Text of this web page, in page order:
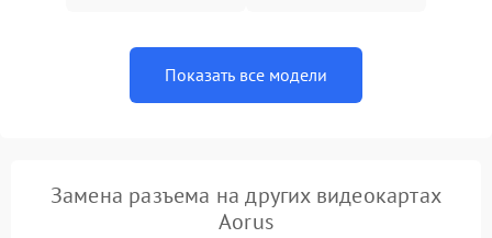
Показать все модели
Замена разъема на других видеокартах
Aorus